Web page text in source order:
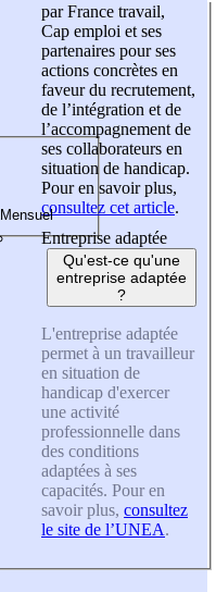
par France travail,
Cap emploi et ses
partenaires pour ses
actions concrètes en
faveur du recrutement,
de l’intégration et de
l’accompagnement de
ses collaborateurs en
situation de handicap.
Pour en savoir plus,
consultez cet article.
Entreprise adaptée
Qu'est-ce qu'une
entreprise adaptée
?
L'entreprise adaptée
permet à un travailleur
en situation de
handicap d'exercer
une activité
professionnelle dans
des conditions
adaptées à ses
capacités. Pour en
savoir plus, consultez
le site de l’UNEA.